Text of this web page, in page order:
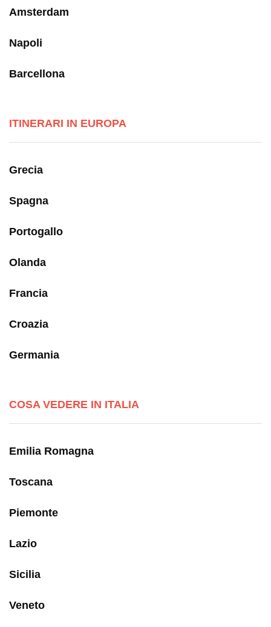
Amsterdam
Napoli
Barcellona
ITINERARI IN EUROPA
Grecia
Spagna
Portogallo
Olanda
Francia
Croazia
Germania
COSA VEDERE IN ITALIA
Emilia Romagna
Toscana
Piemonte
Lazio
Sicilia
Veneto